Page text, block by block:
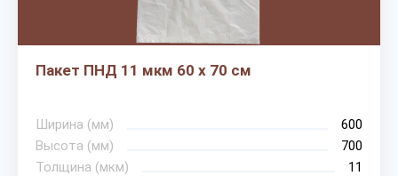
Пакет ПНД 11 мкм 60 х 70 см
Ширина (мм)
600
Высота (мм)
700
Толщина (мкм)
11